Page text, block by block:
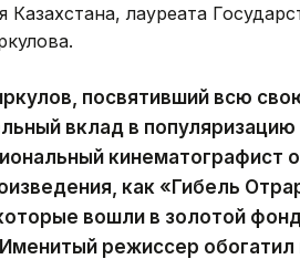
Казахстана, лауреата
посвятивший всю
вклад в
кинематографист
как «Гибель
вошли в золотой
режиссер обогатил